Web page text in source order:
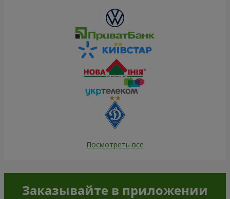
Посмотреть все
Заказывайте в приложении